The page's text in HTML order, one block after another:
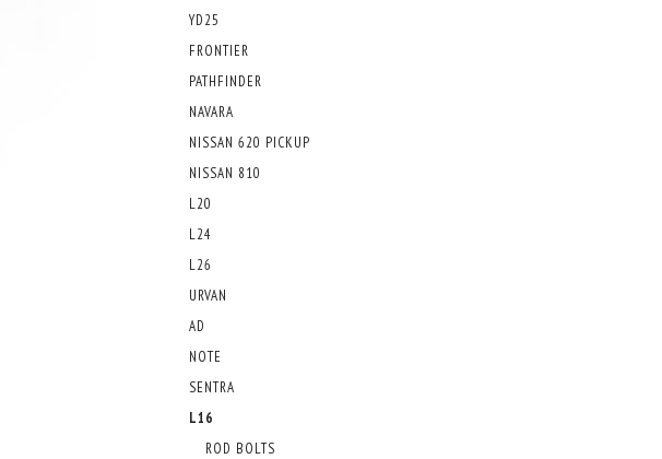
YD25
FRONTIER
PATHFINDER
NAVARA
NISSAN 620 PICKUP
NISSAN 810
L20
L24
L26
URVAN
AD
NOTE
SENTRA
L16
ROD BOLTS